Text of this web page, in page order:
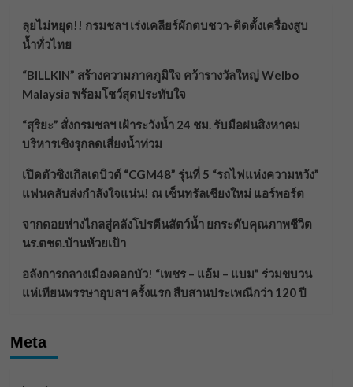
ลุยไม่หยุด!! กรมชลฯ เร่งเคลียร์ผักตบชวา-ติดตั้งเครื่องสูบ
น้ำทั่วไทย
“BILLKIN” สร้างความภาคภูมิใจ คว้ารางวัลใหญ่ Weibo
Malaysia พร้อมโชว์สุดประทับใจ
“สุริยะ” สั่งกรมชลฯ เฝ้าระวังน้ำ 24 ชม. รับมือฝนสิงหาคม
บริหารเชิงรุกลดเสี่ยงน้ำท่วม
เปิดตัวซิงเกิลเดบิวต์ “CGM48” รุ่นที่ 5 “รถไฟแห่งความหวัง”
แฟนคลับส่งกำลังใจแน่น! ณ เซ็นทรัลเชียงใหม่ แอร์พอร์ต
จากดอยห่างไกลสู่คลังโปรตีนสัตว์น้ำ ยกระดับคุณภาพชีวิต
นร.ตชด.บ้านห้วยเป้า
อลังการกลางเมืองดอกบัว! “เพชร – แอ้ม – แบม” ร่วมขบวน
แห่เทียนพรรษาอุบลฯ ครั้งแรก สืบสานประเพณีกว่า 120 ปี
Meta